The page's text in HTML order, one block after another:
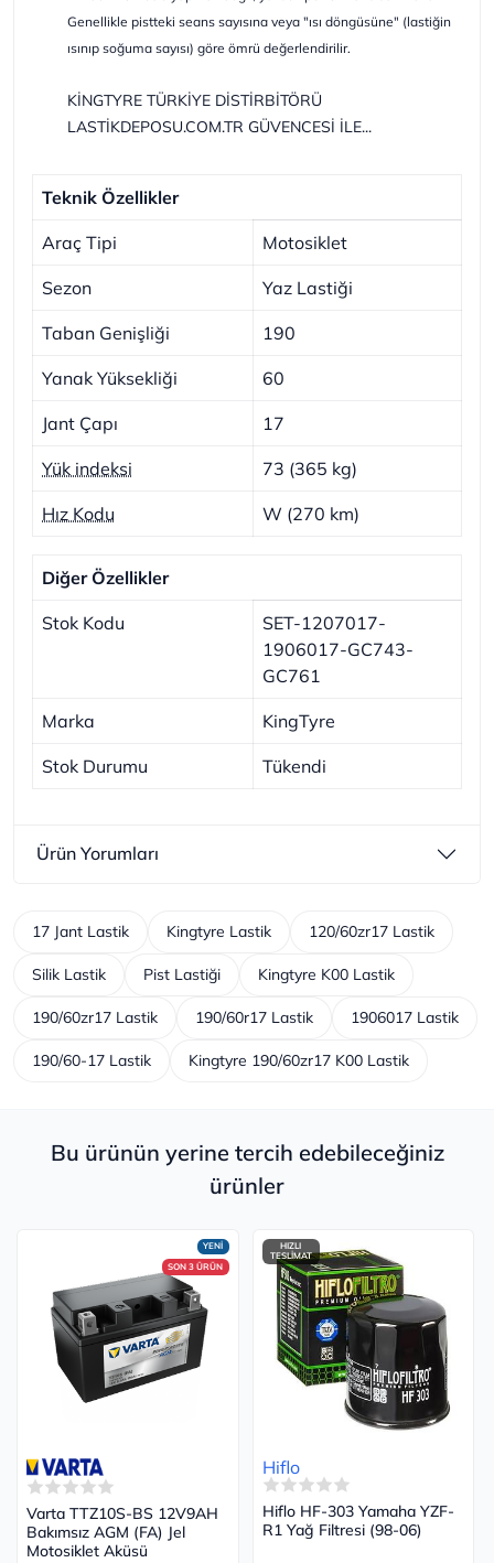
Genellikle pistteki seans sayısına veya "ısı döngüsüne" (lastiğin
ısınıp soğuma sayısı) göre ömrü değerlendirilir.
KİNGTYRE TÜRKİYE DİSTİRBİTÖRÜ
LASTİKDEPOSU.COM.TR GÜVENCESİ İLE...
Teknik Özellikler
Araç Tipi Motosiklet
Sezon Yaz Lastiği
Taban Genişliği 190
Yanak Yüksekliği 60
Jant Çapı 17
Yük indeksi 73 (365 kg)
Hız Kodu W (270 km)
Diğer Özellikler
Stok Kodu
SET-1207017-
1906017-GC743-
GC761
Marka KingTyre
Stok Durumu Tükendi
Ürün Yorumları
17 Jant Lastik Kingtyre Lastik 120/60zr17 Lastik
Silik Lastik Pist Lastiği Kingtyre K00 Lastik
190/60zr17 Lastik 190/60r17 Lastik 1906017 Lastik
190/60-17 Lastik Kingtyre 190/60zr17 K00 Lastik
Bu ürünün yerine tercih edebileceğiniz
ürünler
YENİ
SON 3 ÜRÜN
Varta TTZ10S-BS 12V9AH
Bakımsız AGM (FA) Jel
Motosiklet Aküsü
HIZLI
TESLİMAT
Hiflo
Hiflo HF-303 Yamaha YZF-
R1 Yağ Filtresi (98-06)